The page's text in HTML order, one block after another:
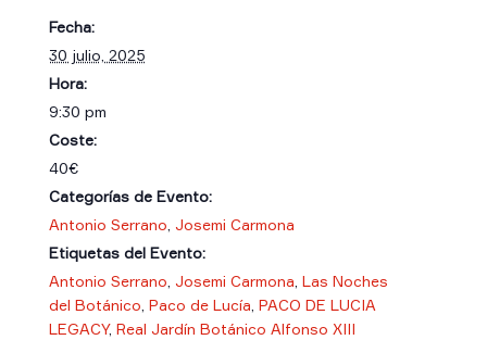
Fecha:
30 julio, 2025
Hora:
9:30 pm
Coste:
40€
Categorías de Evento:
Antonio Serrano, Josemi Carmona
Etiquetas del Evento:
Antonio Serrano, Josemi Carmona, Las Noches
del Botánico, Paco de Lucía, PACO DE LUCIA
LEGACY, Real Jardín Botánico Alfonso XIII